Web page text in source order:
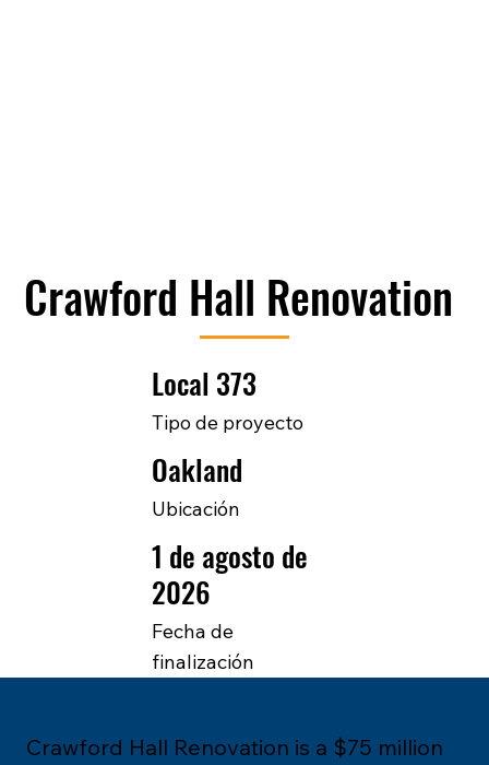
Crawford Hall Renovation
Local 373
Tipo de proyecto
Oakland
Ubicación
1 de agosto de
2026
Fecha de
finalización
Crawford Hall Renovation is a $75 million